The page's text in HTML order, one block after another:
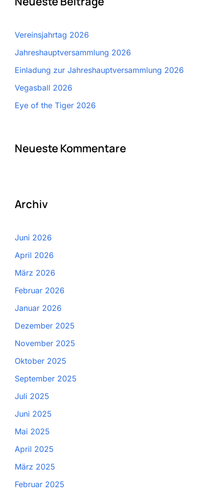
Vereinsjahrtag 2026
Jahreshauptversammlung 2026
Einladung zur Jahreshauptversammlung 2026
Vegasball 2026
Eye of the Tiger 2026
Neueste Kommentare
Archiv
Juni 2026
April 2026
März 2026
Februar 2026
Januar 2026
Dezember 2025
November 2025
Oktober 2025
September 2025
Juli 2025
Juni 2025
Mai 2025
April 2025
März 2025
Februar 2025